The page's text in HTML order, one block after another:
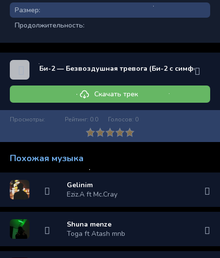
Размер:
Продолжительность:
Би-2 — Безвоздушная тревога (Би-2 с
Скачать трек
Просмотры: Рейтинг: 0.0 Голосов: 0
Похожая музыка
Gelinim
Eziz.A ft Mc.Cray
Shuna menze
Toga ft Atash mnb